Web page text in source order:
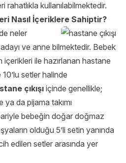
rahatlıkla kullanılabilmektedir.
Nasıl İçeriklere Sahiptir?
neler
ve anne bilmektedir. Bebek
ile hazırlanan hastane
10’lu setler halinde
çıkışı içinde genellikle;
ya da pijama takımı
bebeğin doğar doğmaz
olduğu 5’li setin yanında
edilen setler arasında yer